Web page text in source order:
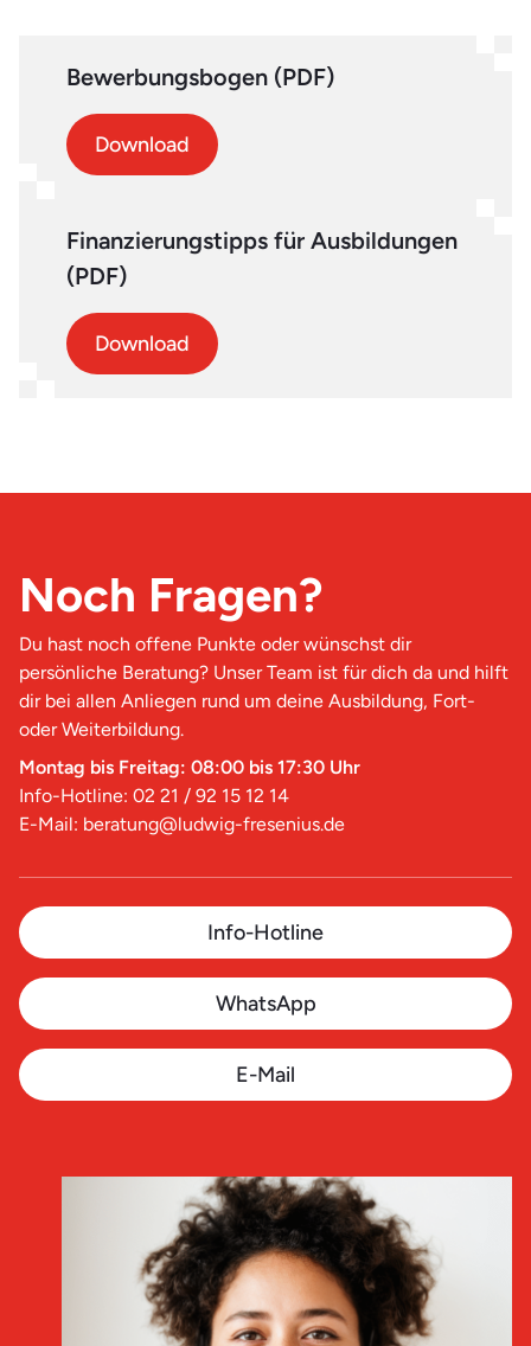
Bewerbungsbogen (PDF)
Download
Finanzierungstipps für Ausbildungen
(PDF)
Download
Noch Fragen?
Du hast noch offene Punkte oder wünschst dir
persönliche Beratung? Unser Team ist für dich da und hilft
dir bei allen Anliegen rund um deine Ausbildung, Fort-
oder Weiterbildung.
Montag bis Freitag: 08:00 bis 17:30 Uhr
Info-Hotline: 02 21 / 92 15 12 14
E-Mail: beratung@ludwig-fresenius.de
Info-Hotline
WhatsApp
E-Mail